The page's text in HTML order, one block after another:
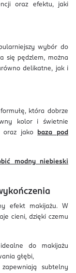
oraz efektu, jaki
wybór do
się pędzlem, można
delikatne, jak i
która dobrze
kolor i świetnie
oraz jako baza pod
modny niebieski
efekt makijażu. W
cieni, dzięki czemu
do makijażu
głębi,
subtelny